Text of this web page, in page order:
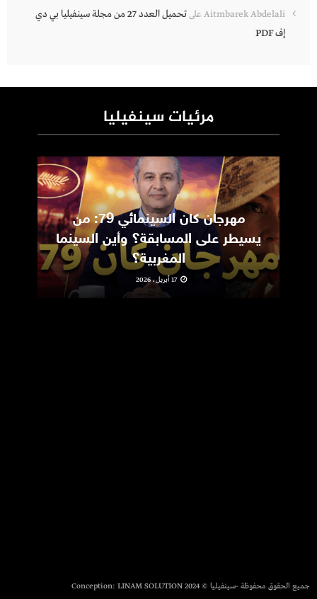
Aitmbarek Abdelali على
تحميل العدد 27 من مجلة سينفيليا بي دي
إف PDF
مرئيات سينفيليا
مهرجان كان السينمائي 79: من
يسيطر على المسابقة؟ وأين السينما
المغربية؟
17 أبريل، 2026
جميع الحقوق محفوظة -سينفيليا © 2024 Conception: LINAM SOLUTION